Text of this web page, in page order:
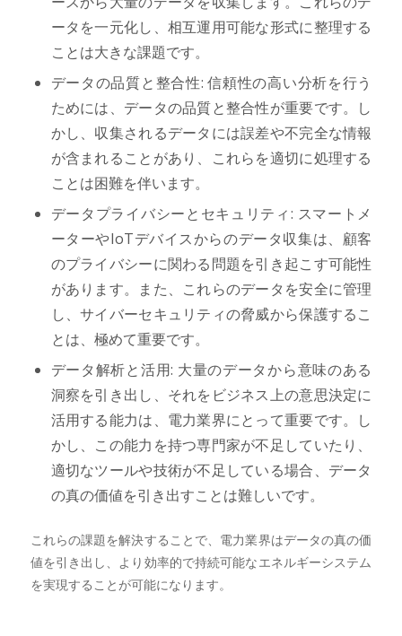
ータを一元化し、相互運用可能な形式に整理する
ことは大きな課題です。
データの品質と整合性: 信頼性の高い分析を行う
ためには、データの品質と整合性が重要です。し
かし、収集されるデータには誤差や不完全な情報
が含まれることがあり、これらを適切に処理する
ことは困難を伴います。
データプライバシーとセキュリティ: スマートメ
ーターやIoTデバイスからのデータ収集は、顧客
のプライバシーに関わる問題を引き起こす可能性
があります。また、これらのデータを安全に管理
し、サイバーセキュリティの脅威から保護するこ
とは、極めて重要です。
データ解析と活用: 大量のデータから意味のある
洞察を引き出し、それをビジネス上の意思決定に
活用する能力は、電力業界にとって重要です。し
かし、この能力を持つ専門家が不足していたり、
適切なツールや技術が不足している場合、データ
の真の価値を引き出すことは難しいです。
これらの課題を解決することで、電力業界はデータの真の価
値を引き出し、より効率的で持続可能なエネルギーシステム
を実現することが可能になります。